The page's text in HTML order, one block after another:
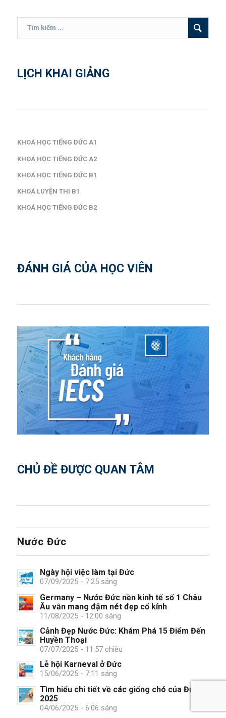
LỊCH KHAI GIẢNG
KHOÁ HỌC TIẾNG ĐỨC A1
KHOÁ HỌC TIẾNG ĐỨC A2
KHOÁ HỌC TIẾNG ĐỨC B1
KHOÁ LUYỆN THI B1
KHOÁ HỌC TIẾNG ĐỨC B2
ĐÁNH GIÁ CỦA HỌC VIÊN
CHỦ ĐỀ ĐƯỢC QUAN TÂM
Nước Đức
Ngày hội việc làm tại Đức
07/09/2025 - 7:25 sáng
Germany – Nước Đức nền kinh tế số 1 Châu
Âu vẫn mang đậm nét đẹp cổ kính
11/08/2025 - 12:00 sáng
Cảnh Đẹp Nước Đức: Khám Phá 15 Điểm Đến
Huyền Thoại
07/07/2025 - 11:57 chiều
Lễ hội Karneval ở Đức
15/06/2025 - 7:11 sáng
Tìm hiểu chi tiết về các giống chó của Đức
2025
04/06/2025 - 6:06 sáng